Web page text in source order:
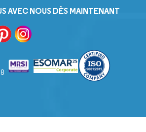
AVEC NOUS DÈS MAINTENANT